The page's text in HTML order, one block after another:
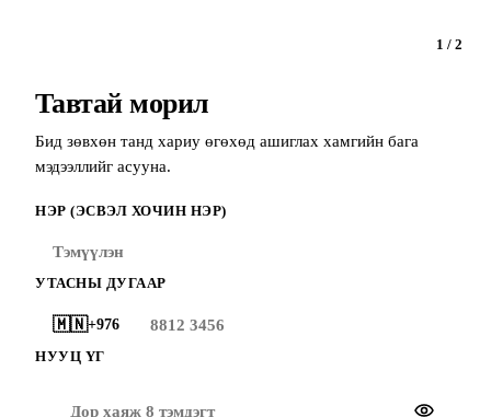
1 / 2
Тавтай морил
Бид зөвхөн танд хариу өгөхөд ашиглах хамгийн бага
мэдээллийг асууна.
НЭР (ЭСВЭЛ ХОЧИН НЭР)
УТАСНЫ ДУГААР
🇲🇳+976
НУУЦ ҮГ